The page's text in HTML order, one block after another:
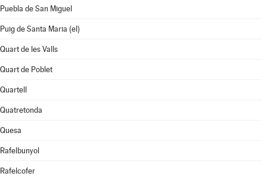
Puebla de San Miguel
Puig de Santa Maria (el)
Quart de les Valls
Quart de Poblet
Quartell
Quatretonda
Quesa
Rafelbunyol
Rafelcofer